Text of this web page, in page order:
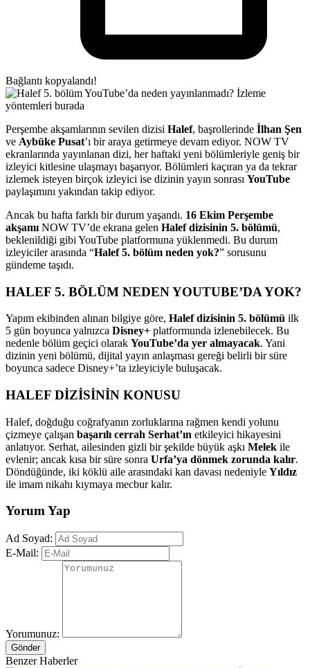
Bağlantı kopyalandı!
Perşembe akşamlarının sevilen dizisi Halef, başrollerinde İlhan Şen
ve Aybüke Pusat’ı bir araya getirmeye devam ediyor. NOW TV
ekranlarında yayınlanan dizi, her haftaki yeni bölümleriyle geniş bir
izleyici kitlesine ulaşmayı başarıyor. Bölümleri kaçıran ya da tekrar
izlemek isteyen birçok izleyici ise dizinin yayın sonrası YouTube
paylaşımını yakından takip ediyor.
Ancak bu hafta farklı bir durum yaşandı. 16 Ekim Perşembe
akşamı NOW TV’de ekrana gelen Halef dizisinin 5. bölümü,
beklenildiği gibi YouTube platformuna yüklenmedi. Bu durum
izleyiciler arasında “Halef 5. bölüm neden yok?” sorusunu
gündeme taşıdı.
HALEF 5. BÖLÜM NEDEN YOUTUBE’DA YOK?
Yapım ekibinden alınan bilgiye göre, Halef dizisinin 5. bölümü ilk
5 gün boyunca yalnızca Disney+ platformunda izlenebilecek. Bu
nedenle bölüm geçici olarak YouTube’da yer almayacak. Yani
dizinin yeni bölümü, dijital yayın anlaşması gereği belirli bir süre
boyunca sadece Disney+’ta izleyiciyle buluşacak.
HALEF DİZİSİNİN KONUSU
Halef, doğduğu coğrafyanın zorluklarına rağmen kendi yolunu
çizmeye çalışan başarılı cerrah Serhat’ın etkileyici hikayesini
anlatıyor. Serhat, ailesinden gizli bir şekilde büyük aşkı Melek ile
evlenir; ancak kısa bir süre sonra Urfa’ya dönmek zorunda kalır.
Döndüğünde, iki köklü aile arasındaki kan davası nedeniyle Yıldız
ile imam nikahı kıymaya mecbur kalır.
Yorum Yap
Ad Soyad:
E-Mail:
Yorumunuz:
Gönder
Benzer Haberler